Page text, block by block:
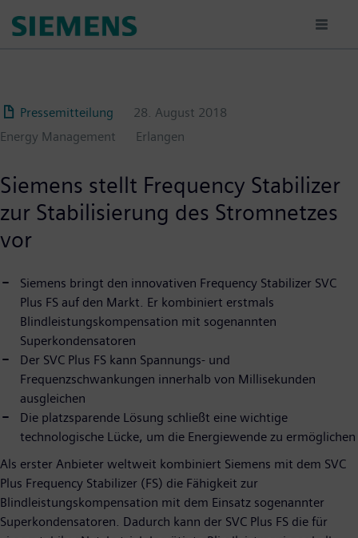
para
Pressemitteilung
28. August 2018
Energy Management
Erlangen
Siemens stellt Frequency Stabilizer
zur Stabilisierung des Stromnetzes
vor
Siemens bringt den innovativen Frequency Stabilizer SVC
Plus FS auf den Markt. Er kombiniert erstmals
Blindleistungskompensation mit sogenannten
Superkondensatoren
Der SVC Plus FS kann Spannungs- und
Frequenzschwankungen innerhalb von Millisekunden
ausgleichen
Die platzsparende Lösung schließt eine wichtige
technologische Lücke, um die Energiewende zu ermöglichen
Als erster Anbieter weltweit kombiniert Siemens mit dem SVC
Plus Frequency Stabilizer (FS) die Fähigkeit zur
Blindleistungskompensation mit dem Einsatz sogenannter
Superkondensatoren. Dadurch kann der SVC Plus FS die für